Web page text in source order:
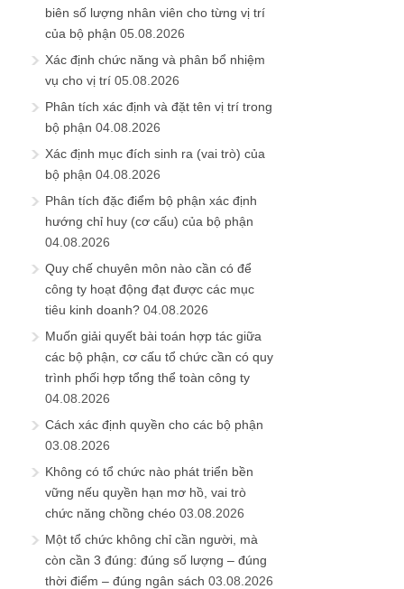
biên số lượng nhân viên cho từng vị trí
của bộ phận 05.08.2026
Xác định chức năng và phân bổ nhiệm
vụ cho vị trí 05.08.2026
Phân tích xác định và đặt tên vị trí trong
bộ phận 04.08.2026
Xác định mục đích sinh ra (vai trò) của
bộ phận 04.08.2026
Phân tích đặc điểm bộ phận xác định
hướng chỉ huy (cơ cấu) của bộ phận
04.08.2026
Quy chế chuyên môn nào cần có để
công ty hoạt động đạt được các mục
tiêu kinh doanh? 04.08.2026
Muốn giải quyết bài toán hợp tác giữa
các bộ phận, cơ cấu tổ chức cần có quy
trình phối hợp tổng thể toàn công ty
04.08.2026
Cách xác định quyền cho các bộ phận
03.08.2026
Không có tổ chức nào phát triển bền
vững nếu quyền hạn mơ hồ, vai trò
chức năng chồng chéo 03.08.2026
Một tổ chức không chỉ cần người, mà
còn cần 3 đúng: đúng số lượng – đúng
thời điểm – đúng ngân sách 03.08.2026